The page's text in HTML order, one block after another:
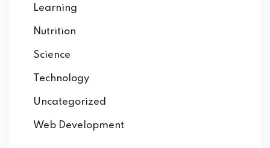
Learning
Nutrition
Science
Technology
Uncategorized
Web Development